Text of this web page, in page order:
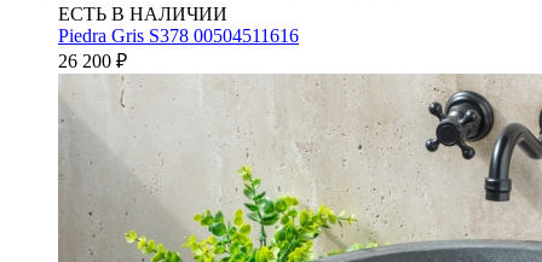
ЕСТЬ В НАЛИЧИИ
Piedra Gris S378 00504511616
26 200 ₽